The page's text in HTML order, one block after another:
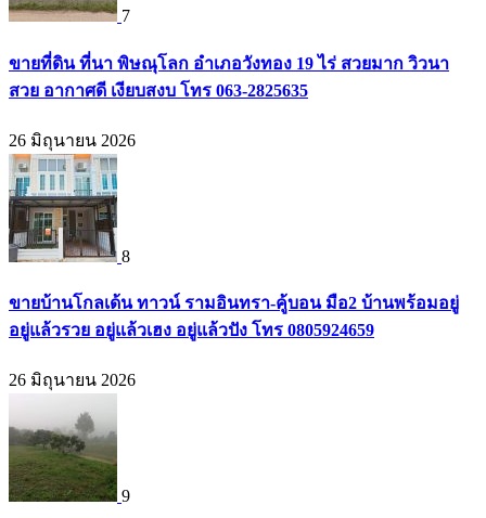
7
ขายที่ดิน ที่นา พิษณุโลก อำเภอวังทอง 19 ไร่ สวยมาก วิวนา
สวย อากาศดี เงียบสงบ โทร 063-2825635
26 มิถุนายน 2026
8
ขายบ้านโกลเด้น ทาวน์ รามอินทรา-คู้บอน มือ2 บ้านพร้อมอยู่
อยู่แล้วรวย อยู่แล้วเฮง อยู่แล้วปัง โทร 0805924659
26 มิถุนายน 2026
9